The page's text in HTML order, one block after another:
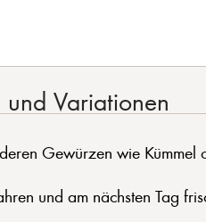
Variationen
Gewürzen wie Kümmel
und am nächsten Tag